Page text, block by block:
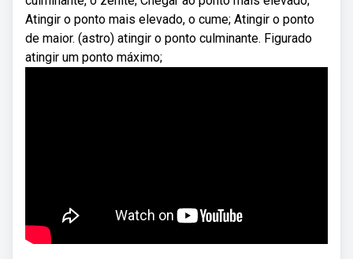
Atingir o ponto mais elevado, o cume; Atingir o ponto
de maior. (astro) atingir o ponto culminante. Figurado
atingir um ponto máximo;